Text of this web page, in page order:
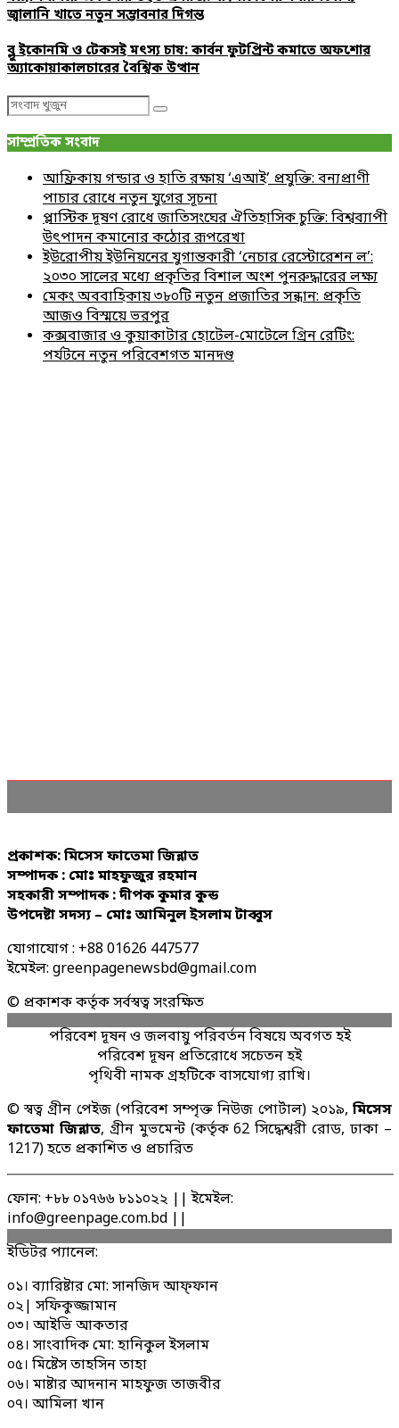
জ্বালানি খাতে নতুন সম্ভাবনার দিগন্ত
ব্লু ইকোনমি ও টেকসই মৎস্য চাষ: কার্বন ফুটপ্রিন্ট কমাতে অফশোর
অ্যাকোয়াকালচারের বৈশ্বিক উত্থান
Search
Search
সাম্প্রতিক সংবাদ
আফ্রিকায় গন্ডার ও হাতি রক্ষায় ‘এআই’ প্রযুক্তি: বন্যপ্রাণী
পাচার রোধে নতুন যুগের সূচনা
প্লাস্টিক দূষণ রোধে জাতিসংঘের ঐতিহাসিক চুক্তি: বিশ্বব্যাপী
উৎপাদন কমানোর কঠোর রূপরেখা
ইউরোপীয় ইউনিয়নের যুগান্তকারী ‘নেচার রেস্টোরেশন ল’:
২০৩০ সালের মধ্যে প্রকৃতির বিশাল অংশ পুনরুদ্ধারের লক্ষ্য
মেকং অববাহিকায় ৩৮০টি নতুন প্রজাতির সন্ধান: প্রকৃতি
আজও বিস্ময়ে ভরপুর
কক্সবাজার ও কুয়াকাটার হোটেল-মোটেলে গ্রিন রেটিং:
পর্যটনে নতুন পরিবেশগত মানদণ্ড
প্রকাশক: মিসেস ফাতেমা জিন্নাত
সম্পাদক : মোঃ মাহফুজুর রহমান
সহকারী সম্পাদক : দীপক কুমার কুন্ড
উপদেষ্টা সদস্য – মোঃ আমিনুল ইসলাম টাব্বুস
যোগাযোগ : +88 01626 447577
ইমেইল: greenpagenewsbd@gmail.com
© প্রকাশক কর্তৃক সর্বস্বত্ব সংরক্ষিত
পরিবেশ দূষন ও জলবায়ু পরিবর্তন বিষয়ে অবগত হই
পরিবেশ দূষন প্রতিরোধে সচেতন হই
পৃথিবী নামক গ্রহটিকে বাসযোগ্য রাখি।
© স্বত্ব গ্রীন পেইজ (পরিবেশ সম্পৃক্ত নিউজ পোর্টাল) ২০১৯, মিসেস
ফাতেমা জিন্নাত, গ্রীন মুভমেন্ট (কর্তৃক 62 সিদ্ধেশ্বরী রোড, ঢাকা –
1217) হতে প্রকাশিত ও প্রচারিত
ফোন: +৮৮ ০১৭৬৬ ৮১১০২২ || ইমেইল:
info@greenpage.com.bd ||
ইডিটর প্যানেল:
০১। ব্যারিষ্টার মো: সানজিদ আফ্ফান
০২| সফিকুজ্জামান
০৩। আইভি আকতার
০৪। সাংবাদিক মো: হানিকুল ইসলাম
০৫। মিষ্টেস তাহসিন তাহা
০৬। মাষ্টার আদনান মাহফুজ তাজবীর
০৭। আমিলা খান